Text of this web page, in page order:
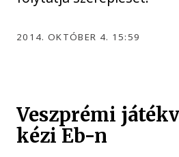
2014. OKTÓBER 4. 15:59
Veszprémi
kézi Eb-n